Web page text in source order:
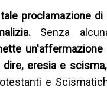
proclamazione
Senza
dire, eresia e
e